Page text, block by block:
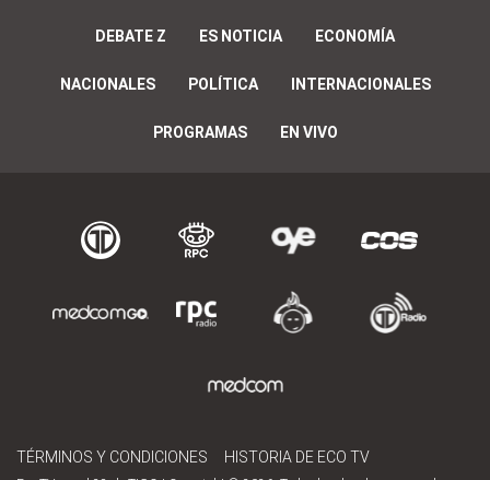
DEBATE Z ES NOTICIA ECONOMÍA
NACIONALES POLÍTICA INTERNACIONALES
PROGRAMAS EN VIVO
TÉRMINOS Y CONDICIONES HISTORIA DE ECO TV